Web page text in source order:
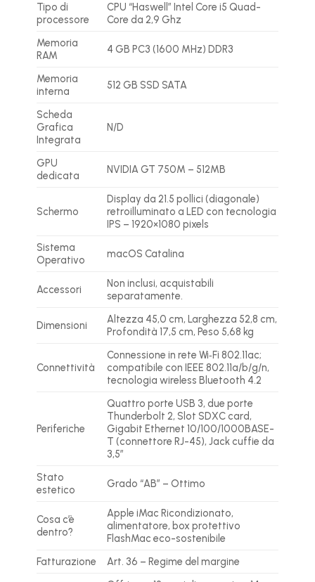
Tipo di
processore
CPU “Haswell” Intel Core i5 Quad-
Core da 2,9 Ghz
Memoria
RAM
4 GB PC3 (1600 MHz) DDR3
Memoria
interna
512 GB SSD SATA
Scheda
Grafica
Integrata
N/D
GPU
dedicata
NVIDIA GT 750M – 512MB
Schermo
Display da 21.5 pollici (diagonale)
retroilluminato a LED con tecnologia
IPS – 1920×1080 pixels
Sistema
Operativo
macOS Catalina
Accessori
Non inclusi, acquistabili
separatamente.
Dimensioni
Altezza 45,0 cm, Larghezza 52,8 cm,
Profondità 17,5 cm, Peso 5,68 kg
Connettività
Connessione in rete Wi‑Fi 802.11ac;
compatibile con IEEE 802.11a/b/g/n,
tecnologia wireless Bluetooth 4.2
Periferiche
Quattro porte USB 3, due porte
Thunderbolt 2, Slot SDXC card,
Gigabit Ethernet 10/100/1000BASE-
T (connettore RJ-45), Jack cuffie da
3,5″
Stato
estetico
Grado “AB” – Ottimo
Cosa c’è
dentro?
Apple iMac Ricondizionato,
alimentatore, box protettivo
FlashMac eco-sostenibile
Fatturazione
Art. 36 – Regime del margine